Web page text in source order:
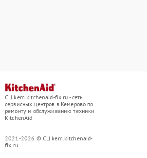
СЦ kem.kitchenaid-fix.ru - сеть
сервисных центров в Кемерово по
ремонту и обслуживанию техники
KitchenAid
2021-2026 © СЦ kem.kitchenaid-
fix.ru